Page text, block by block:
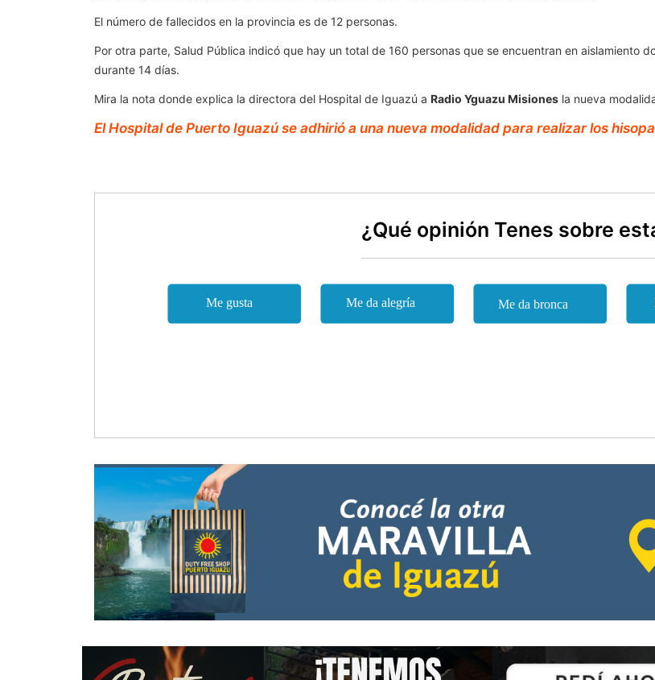
El número de fallecidos en la provincia es de 12 personas.
Por otra parte, Salud Pública indicó que hay un total de 160 personas que se encuentran en aislamiento
durante 14 días.
Mira la nota donde explica la directora del Hospital de Iguazú a Radio Yguazu Misiones la nueva
El Hospital de Puerto Iguazú se adhirió a una nueva modalidad para realizar los
¿Qué opinión Tenes sobre